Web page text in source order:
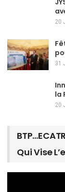
20
31
la
20
Qui Vise